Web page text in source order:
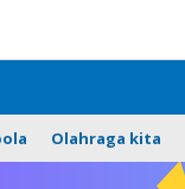
Olahraga kita